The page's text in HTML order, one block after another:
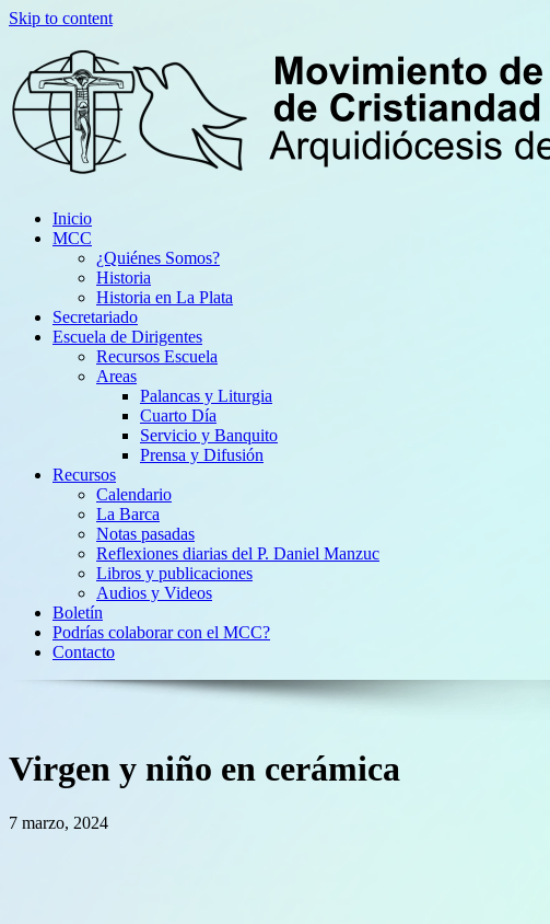
Skip to content
Inicio
MCC
¿Quiénes Somos?
Historia
Historia en La Plata
Secretariado
Escuela de Dirigentes
Recursos Escuela
Areas
Palancas y Liturgia
Cuarto Día
Servicio y Banquito
Prensa y Difusión
Recursos
Calendario
La Barca
Notas pasadas
Reflexiones diarias del P. Daniel Manzuc
Libros y publicaciones
Audios y Videos
Boletín
Podrías colaborar con el MCC?
Contacto
Virgen y niño en cerámica
7 marzo, 2024